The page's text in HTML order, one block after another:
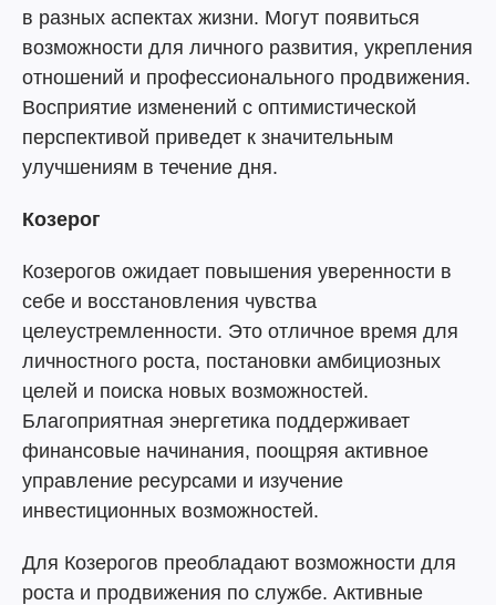
в разных аспектах жизни. Могут появиться
возможности для личного развития, укрепления
отношений и профессионального продвижения.
Восприятие изменений с оптимистической
перспективой приведет к значительным
улучшениям в течение дня.
Козерог
Козерогов ожидает повышения уверенности в
себе и восстановления чувства
целеустремленности. Это отличное время для
личностного роста, постановки амбициозных
целей и поиска новых возможностей.
Благоприятная энергетика поддерживает
финансовые начинания, поощряя активное
управление ресурсами и изучение
инвестиционных возможностей.
Для Козерогов преобладают возможности для
роста и продвижения по службе. Активные